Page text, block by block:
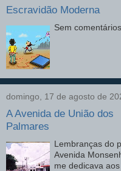
Escravidão Moderna
Sem
domingo, 17 de agosto de
A Avenida de União dos
Palmares
Lembranças do
Avenida
me dedicava